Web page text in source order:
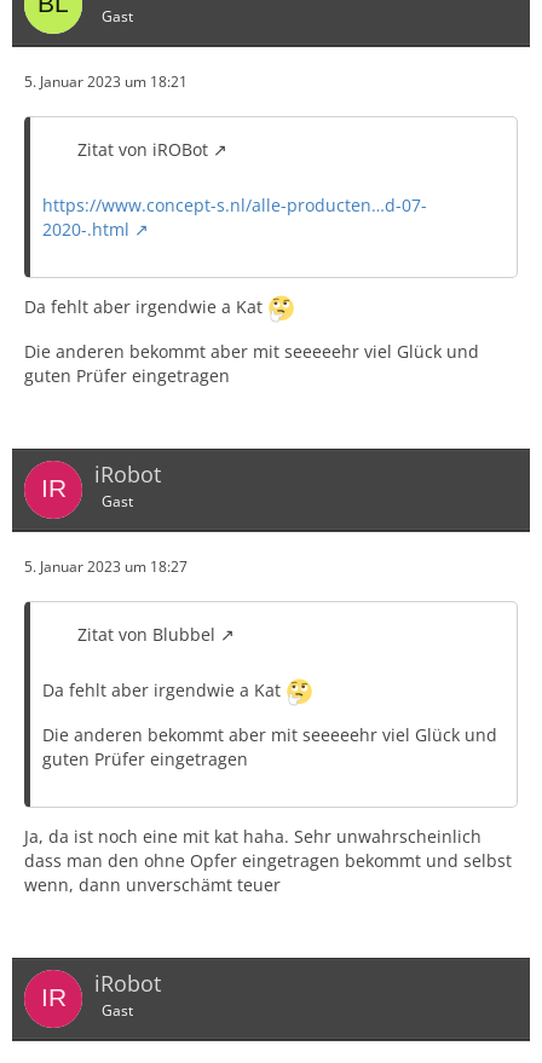
Gast
5. Januar 2023 um 18:21
Zitat von iROBot
https://www.concept-s.nl/alle-producten…d-07-
2020-.html
Da fehlt aber irgendwie a Kat
Die anderen bekommt aber mit seeeeehr viel Glück und
guten Prüfer eingetragen
iRobot
Gast
5. Januar 2023 um 18:27
Zitat von Blubbel
Da fehlt aber irgendwie a Kat
Die anderen bekommt aber mit seeeeehr viel Glück und
guten Prüfer eingetragen
Ja, da ist noch eine mit kat haha. Sehr unwahrscheinlich
dass man den ohne Opfer eingetragen bekommt und selbst
wenn, dann unverschämt teuer
iRobot
Gast